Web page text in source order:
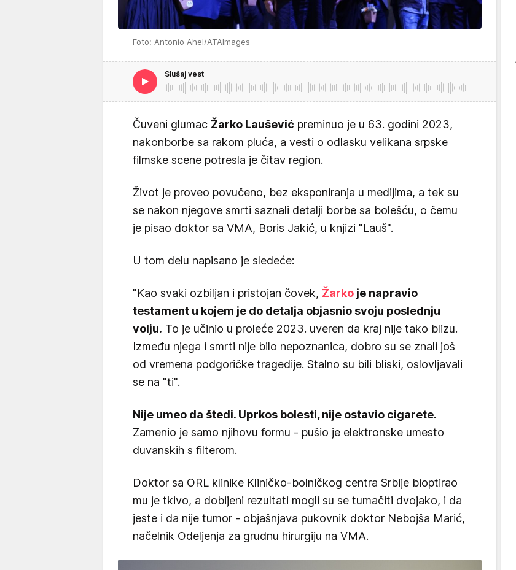
Foto: Antonio Ahel/ATAImages
Slušaj vest
Čuveni glumac Žarko Laušević preminuo je u 63. godini 2023,
nakonborbe sa rakom pluća, a vesti o odlasku velikana srpske
filmske scene potresla je čitav region.
Život je proveo povučeno, bez eksponiranja u medijima, a tek su
se nakon njegove smrti saznali detalji borbe sa bolešću, o čemu
je pisao doktor sa VMA, Boris Jakić, u knjizi "Lauš".
U tom delu napisano je sledeće:
"Kao svaki ozbiljan i pristojan čovek, Žarko je napravio
testament u kojem je do detalja objasnio svoju poslednju
volju. To je učinio u proleće 2023. uveren da kraj nije tako blizu.
Između njega i smrti nije bilo nepoznanica, dobro su se znali još
od vremena podgoričke tragedije. Stalno su bili bliski, oslovljavali
se na "ti".
Nije umeo da štedi. Uprkos bolesti, nije ostavio cigarete.
Zamenio je samo njihovu formu - pušio je elektronske umesto
duvanskih s filterom.
Doktor sa ORL klinike Kliničko-bolničkog centra Srbije bioptirao
mu je tkivo, a dobijeni rezultati mogli su se tumačiti dvojako, i da
jeste i da nije tumor - objašnjava pukovnik doktor Nebojša Marić,
načelnik Odeljenja za grudnu hirurgiju na VMA.